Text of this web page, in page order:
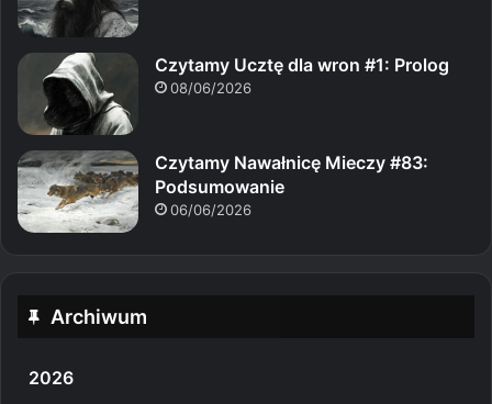
Czytamy Ucztę dla wron #1: Prolog
08/06/2026
Czytamy Nawałnicę Mieczy #83:
Podsumowanie
06/06/2026
Archiwum
2026